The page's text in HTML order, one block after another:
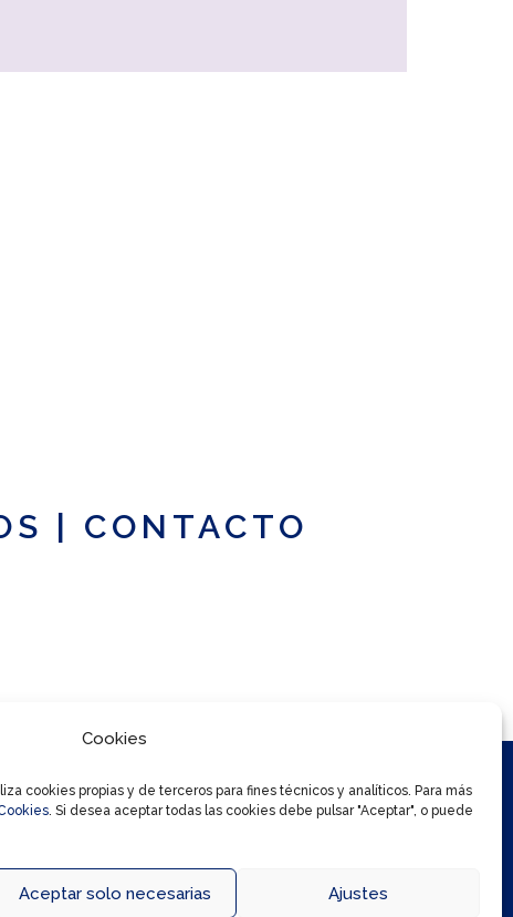
Cookies
cookies propias y de terceros para fines técnicos y analíticos. Para más
. Si desea aceptar todas las cookies debe pulsar "Aceptar", o puede
Aceptar solo necesarias Ajustes
| CONTACTO